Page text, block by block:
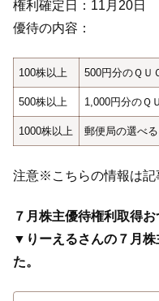
権利確定日：11月20日
優待の内容：
100株以上 500円分のＱＵ
500株以上 1,000円分のＱ
1000株以上 郵便局の選べ
注意※こちらの情報は記
７月株主優待権利取得
▼りーえるさんの７月株
た。